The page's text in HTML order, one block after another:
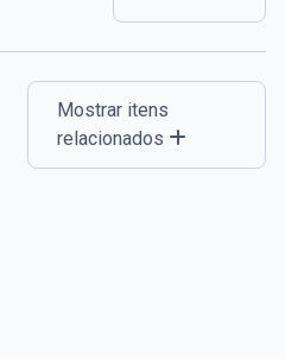
Mostrar itens
relacionados